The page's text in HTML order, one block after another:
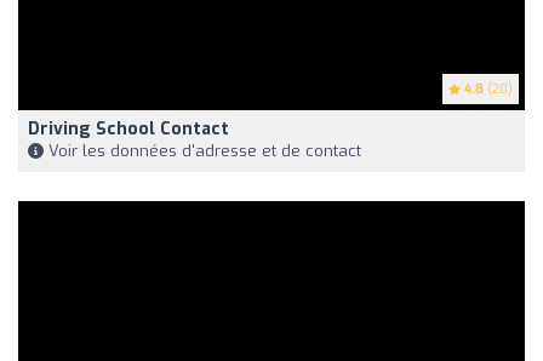
4.8 (20)
Driving School Contact
Voir les données d'adresse et de contact